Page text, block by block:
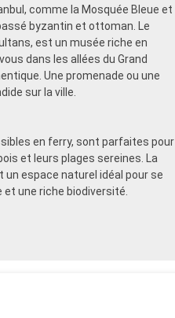
comme la Mosquée Bleue et
byzantin et ottoman. Le
est un musée riche en
dans les allées du Grand
Une promenade ou une
sur la ville.
en ferry, sont parfaites pour
et leurs plages sereines. La
un espace naturel idéal pour se
une riche biodiversité.